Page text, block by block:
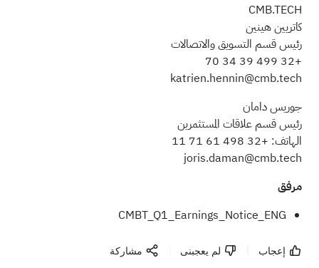
CMB.TECH
كاتريين هينين
رئيس قسم التسويق والاتصالات
+32 499 39 34 70
katrien.hennin@cmb.tech
جوريس دامان
رئيس قسم علاقات المستثمرين
الهاتف: +32 498 61 71 11
joris.daman@cmb.tech
مرفق
CMBT_Q1_Earnings_Notice_ENG
إعجاب لم يعجبنى مشاركة